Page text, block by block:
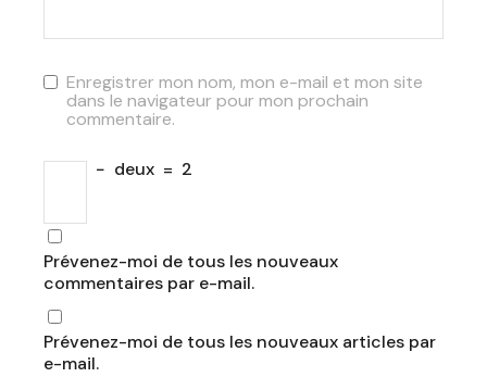
Enregistrer mon nom, mon e-mail et mon site
dans le navigateur pour mon prochain
commentaire.
− deux = 2
Prévenez-moi de tous les nouveaux
commentaires par e-mail.
Prévenez-moi de tous les nouveaux articles par
e-mail.